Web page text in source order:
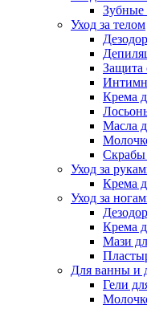
Зубные
Уход за телом
Защита
Крема
Масла
Скрабы
Уход за
Крема
Уход за
Крема
Мази
Для ванны и
Гели